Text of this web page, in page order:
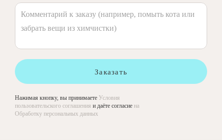
Заказать
Нажимая кнопку, вы принимаете Условия
пользовательского соглашения и даёте согласие на
Обработку персональных данных